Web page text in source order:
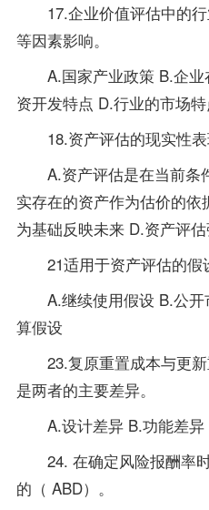
17.企业价值评估中的行
等因素影响。
A.国家产业政策 B.企
资开发特点 D.行业的市场
18.资产评估的现实性表
A.资产评估是在当前条
实存在的资产作为估价的
为基础反映未来 D.资产评
21适用于资产评估的假
A.继续使用假设 B.公开
算假设
23.复原重置成本与更新
是两者的主要差异。
A.设计差异 B.功能差异
24. 在确定风险报酬率
的（ ABD）。